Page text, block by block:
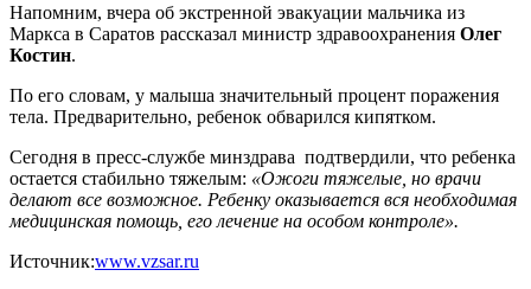
Напомним, вчера об экстренной эвакуации мальчика из
Маркса в Саратов рассказал министр здравоохранения Олег
Костин.
По его словам, у малыша значительный процент поражения
тела. Предварительно, ребенок обварился кипятком.
Сегодня в пресс-службе минздрава подтвердили, что ребенка
остается стабильно тяжелым: «Ожоги тяжелые, но врачи
делают все возможное. Ребенку оказывается вся необходимая
медицинская помощь, его лечение на особом контроле».
Источник:www.vzsar.ru